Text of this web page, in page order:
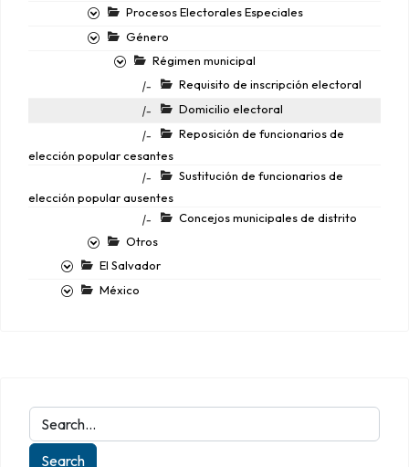
Procesos Electorales Especiales
Género
Régimen municipal
|-
Requisito de inscripción electoral
|-
Domicilio electoral
|-
Reposición de funcionarios de
elección popular cesantes
|-
Sustitución de funcionarios de
elección popular ausentes
|-
Concejos municipales de distrito
Otros
El Salvador
México